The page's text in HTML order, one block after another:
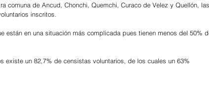
comuna de Ancud, Chonchi, Quemchi, Curaco de Velez y Quellón,
inscritos.
están en una situación más complicada pues tienen menos del 50%
existe un 82,7% de censistas voluntarios, de los cuales un 63%